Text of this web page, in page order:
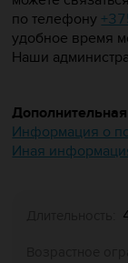
по телефону
удобное время
Наши
Информация о
Иная